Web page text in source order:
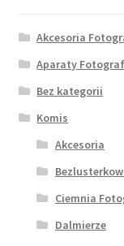
Akcesoria
Aparaty
Bez kategorii
Komis
Akcesoria
Ciemnia
Dalmierze